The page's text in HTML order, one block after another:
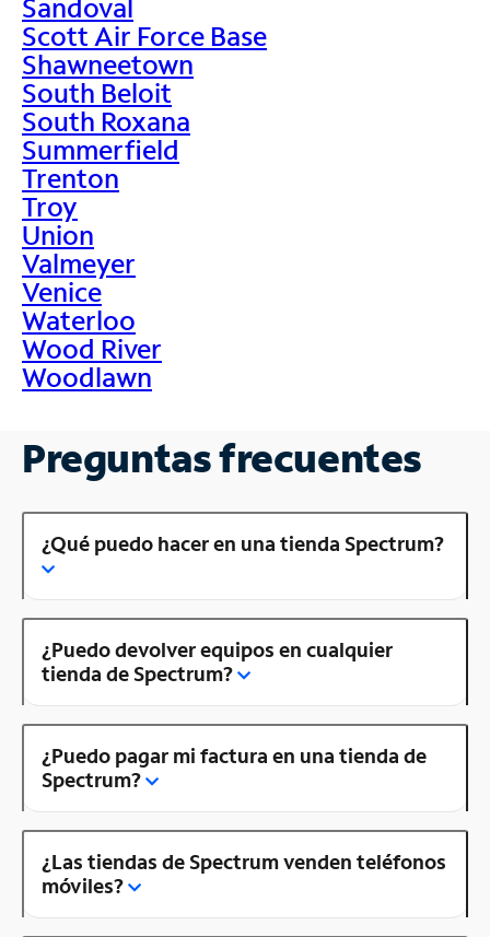
Sandoval
Scott Air Force Base
Shawneetown
South Beloit
South Roxana
Summerfield
Trenton
Troy
Union
Valmeyer
Venice
Waterloo
Wood River
Woodlawn
Preguntas frecuentes
¿Qué puedo hacer en una tienda Spectrum?
¿Puedo devolver equipos en cualquier
tienda de Spectrum?
¿Puedo pagar mi factura en una tienda de
Spectrum?
¿Las tiendas de Spectrum venden teléfonos
móviles?